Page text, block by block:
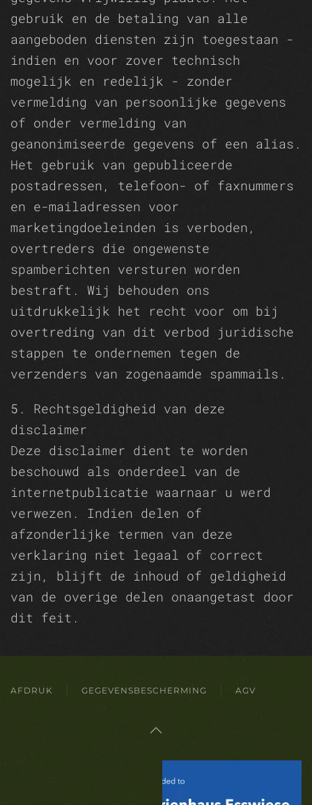
gebruik en de betaling van alle
aangeboden diensten zijn toegestaan -
indien en voor zover technisch
mogelijk en redelijk - zonder
vermelding van persoonlijke gegevens
of onder vermelding van
geanonimiseerde gegevens of een alias.
Het gebruik van gepubliceerde
postadressen, telefoon- of faxnummers
en e-mailadressen voor
marketingdoeleinden is verboden,
overtreders die ongewenste
spamberichten versturen worden
bestraft. Wij behouden ons
uitdrukkelijk het recht voor om bij
overtreding van dit verbod juridische
stappen te ondernemen tegen de
verzenders van zogenaamde spammails.
5. Rechtsgeldigheid van deze
disclaimer
Deze disclaimer dient te worden
beschouwd als onderdeel van de
internetpublicatie waarnaar u werd
verwezen. Indien delen of
afzonderlijke termen van deze
verklaring niet legaal of correct
zijn, blijft de inhoud of geldigheid
van de overige delen onaangetast door
dit feit.
AFDRUK GEGEVENSBESCHERMING AGV